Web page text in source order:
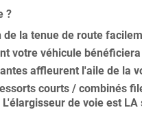
?
de la tenue de route
votre véhicule
affleurent l'aile de la
courts / combinés
de voie est LA